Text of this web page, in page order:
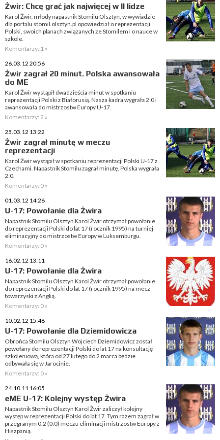
Żwir: Chcę grać jak najwięcej w II lidze
Karol Żwir, młody napastnik Stomilu Olsztyn, w wywiadzie
dla portalu stomil.olsztyn.pl opowiedział o reprezentacji
Polski, swoich planach związanych ze Stomilem i o nauce w
szkole.
Komentarzy: 1 »
26.03.12 20:56
Żwir zagrał 20 minut. Polska awansowała
do ME
Karol Żwir wystąpił dwadzieścia minut w spotkaniu
reprezentacji Polski z Białorusią. Nasza kadra wygrała 2:0 i
awansowała do mistrzostw Europy U-17.
Komentarzy: 2 »
25.03.12 13:22
Żwir zagrał minutę w meczu
reprezentacji
Karol Żwir wystąpił w spotkaniu reprezentacji Polski U-17 z
Czechami. Napastnik Stomilu zagrał minutę. Polska wygrała
2:0.
Komentarzy: 0 »
01.03.12 14:26
U-17: Powołanie dla Żwira
Napastnik Stomilu Olsztyn Karol Żwir otrzymał powołanie
do reprezentacji Polski do lat 17 (rocznik 1995) na turniej
eliminacyjny do mistrzostw Europy w Luksemburgu.
Komentarzy: 0 »
16.02.12 13:11
U-17: Powołanie dla Żwira
Napastnik Stomilu Olsztyn Karol Żwir otrzymał powołanie
do reprezentacji Polski do lat 17 (rocznik 1995) na mecz
towarzyski z Anglią.
Komentarzy: 0 »
10.02.12 15:48
U-17: Powołanie dla Dziemidowicza
Obrońca Stomilu Olsztyn Wojciech Dziemidowicz został
powołany do reprezentacji Polski do lat 17 na konsultację
szkoleniową, która od 27 lutego do 2 marca będzie
odbywała się w Jarocinie.
Komentarzy: 0 »
24.10.11 16:05
eME U-17: Kolejny występ Żwira
Napastnik Stomilu Olsztyn Karol Żwir zaliczył kolejny
występ w reprezentacji Polski do lat 17. Tym razem zagrał w
przegranym 0:2 (0:0) meczu eliminacji mistrzostw Europy z
Hiszpanią.